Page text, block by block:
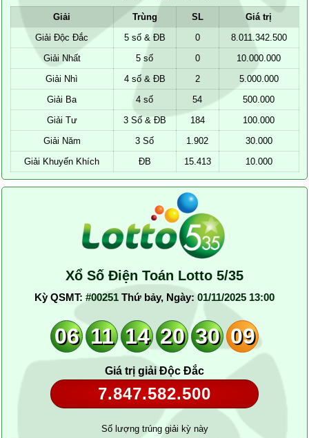
Giải Trùng SL
Giá trị
Giải Độc Đắc
5 số & ĐB 0
8.011.342.500
Giải Nhất
5 số 0
10.000.000
Giải Nhì
4 số & ĐB 2
5.000.000
Giải Ba
4 số 54
500.000
Giải Tư
3 Số & ĐB 184
100.000
Giải Năm
3 Số 1.902
30.000
Giải Khuyến Khích
ĐB 15.413 10.000
Xổ Số Điện Toán Lotto 5/35
Kỳ QSMT: #00251 Thứ bảy, Ngày: 01/11/2025 13:00
06 11 14 20 30 09
Giá trị giải Độc Đắc
7.847.582.500
Số lượng trúng giải kỳ này